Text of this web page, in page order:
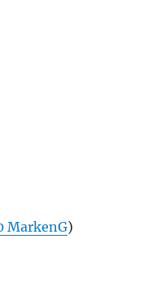
MarkenG)